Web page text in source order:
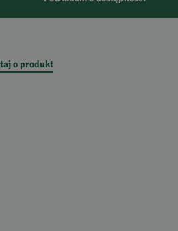
o produkt